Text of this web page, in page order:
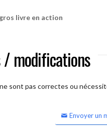
livre en action
/ modifications
sont pas correctes ou
Envoyer un